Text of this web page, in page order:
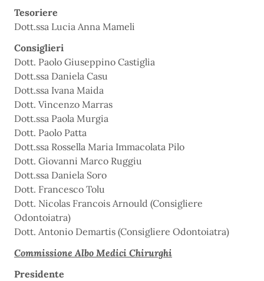
Tesoriere
Dott.ssa Lucia Anna Mameli
Consiglieri
Dott. Paolo Giuseppino Castiglia
Dott.ssa Daniela Casu
Dott.ssa Ivana Maida
Dott. Vincenzo Marras
Dott.ssa Paola Murgia
Dott. Paolo Patta
Dott.ssa Rossella Maria Immacolata Pilo
Dott. Giovanni Marco Ruggiu
Dott.ssa Daniela Soro
Dott. Francesco Tolu
Dott. Nicolas Francois Arnould (Consigliere
Odontoiatra)
Dott. Antonio Demartis (Consigliere Odontoiatra)
Commissione Albo Medici Chirurghi
Presidente